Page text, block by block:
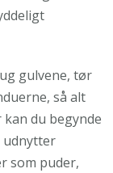
gulvene, tør
så alt
du begynde
udnytter
som puder,